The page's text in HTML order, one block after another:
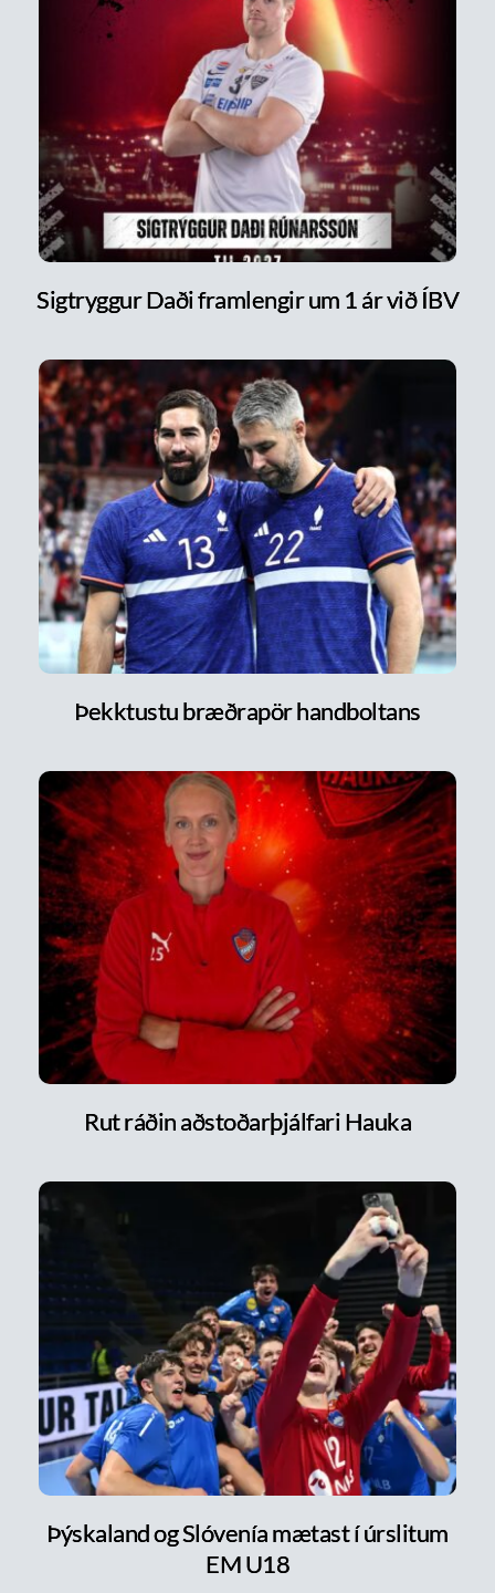
Sigtryggur Daði framlengir um 1 ár við ÍBV
Þekktustu bræðrapör handboltans
Rut ráðin aðstoðarþjálfari Hauka
Þýskaland og Slóvenía mætast í úrslitum
EM U18